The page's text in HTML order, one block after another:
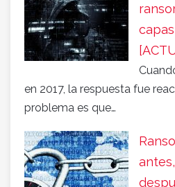
en 2017, la respuesta fue
problema es que…